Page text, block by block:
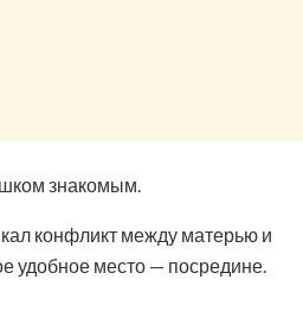
знакомым.
конфликт между матерью и
удобное место — посредине.